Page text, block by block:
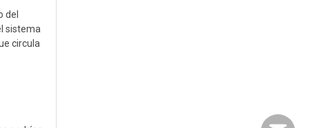
del
sistema
circula